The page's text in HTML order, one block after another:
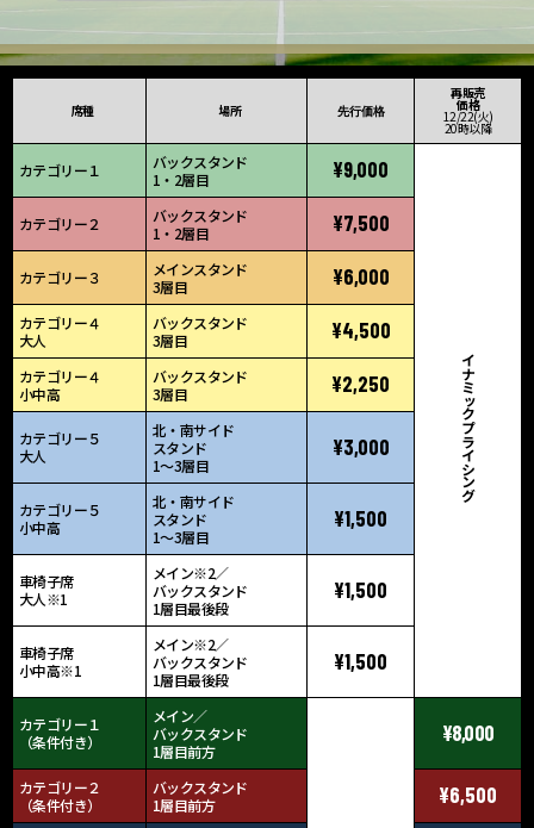
席種 場所 先行価格
再販売
価格
12/22(火)
20時以降
カテゴリー１
バックスタンド
1・2層目
¥9,000
ダイナミック
プライシング
カテゴリー２
バックスタンド
1・2層目
¥7,500
カテゴリー３
メインスタンド
3層目
¥6,000
カテゴリー４
大人
バックスタンド
3層目
¥4,500
カテゴリー４
小中高
バックスタンド
3層目
¥2,250
カテゴリー５
大人
北・南サイド
スタンド
1〜3層目
¥3,000
カテゴリー５
小中高
北・南サイド
スタンド
1〜3層目
¥1,500
車椅子席
大人※1
メイン※2／
バックスタンド
1層目最後段
¥1,500
車椅子席
小中高※1
メイン※2／
バックスタンド
1層目最後段
¥1,500
カテゴリー１
（条件付き）
メイン／
バックスタンド
1層目前方
¥8,000
カテゴリー２
（条件付き）
バックスタンド
1層目前方
¥6,500